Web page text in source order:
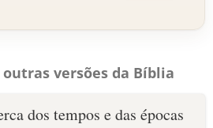
outras versões da Bíblia
dos tempos e das épocas